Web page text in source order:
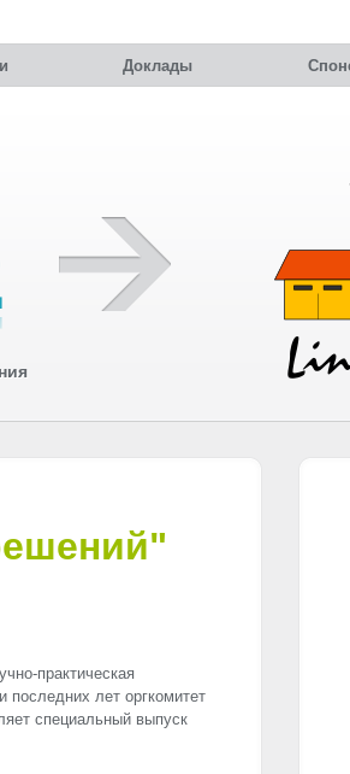
Доклады
практическая
лет оргкомитет
специальный выпуск